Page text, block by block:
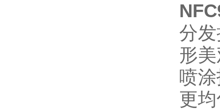
分
形
喷
更